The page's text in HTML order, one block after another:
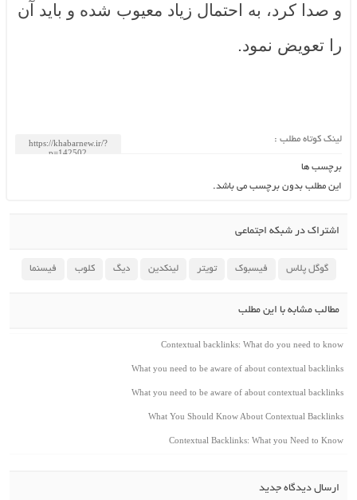
و صدا کرد، به احتمال زیاد معیوب شده و باید آن
را تعویض نمود.
لینک کوتاه مطلب :
برچسب ها
این مطلب بدون برچسب می باشد.
اشتراک در شبکه اجتماعی
گوگل پلاس فیسبوک تویتر لینکدین دیگ کلوب فیسنما
مطالب مشابه با این مطلب
Contextual backlinks: What do you need to know
What you need to be aware of about contextual backlinks
What you need to be aware of about contextual backlinks
What You Should Know About Contextual Backlinks
Contextual Backlinks: What you Need to Know
ارسال دیدگاه جدید